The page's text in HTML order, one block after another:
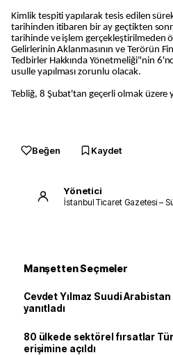
Kimlik tespiti yapılarak tesis edilen
tarihinden itibaren bir ay geçtikten
tarihinde ve işlem gerçekleştirilmeden
Gelirlerinin Aklanmasının ve Terörün
Tedbirler Hakkında Yönetmeliği"nin
usulle yapılması zorunlu olacak.
Tebliğ, 8 Şubat'tan geçerli olmak üzere
Beğen Kaydet
Yönetici
İstanbul Ticaret Gazetesi –
Manşetten Seçmeler
Cevdet Yılmaz Suudi Arabistan
yanıtladı
80 ülkede sektörel fırsatlar
erişimine açıldı